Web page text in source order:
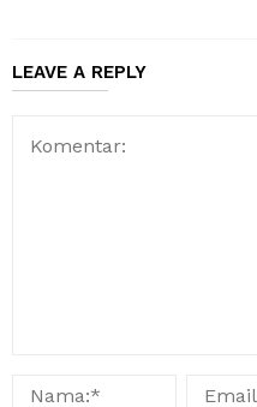
LEAVE A REPLY